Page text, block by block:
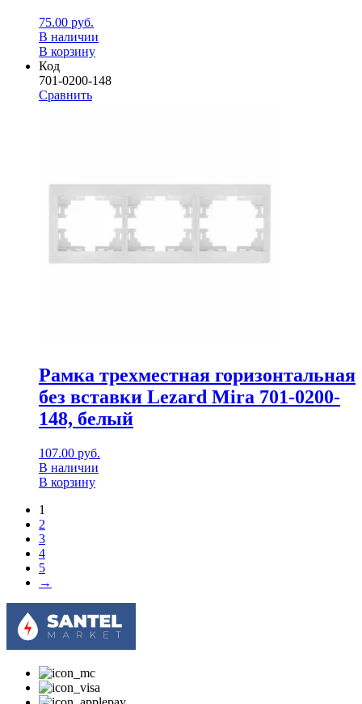
75.00 руб.
В наличии
В корзину
Код
701-0200-148
Сравнить
Рамка трехместная горизонтальная
без вставки Lezard Mira 701-0200-
148, белый
107.00 руб.
В наличии
В корзину
1
2
3
4
5
→